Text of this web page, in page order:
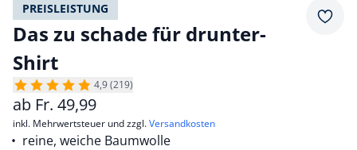
PREISLEISTUNG
Das zu schade für drunter-
Shirt
4,9 (219)
ab Fr. 49,99
inkl. Mehrwertsteuer und zzgl.Versandkosten
reine, weiche Baumwolle